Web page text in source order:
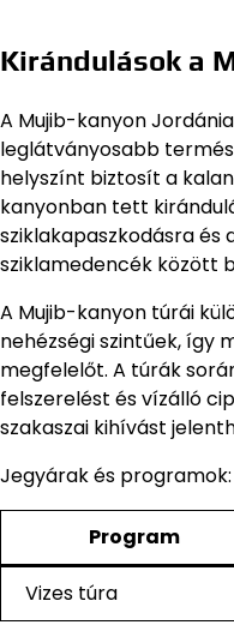
Kirándulások a
A Mujib-kanyon
leglátványosabb
helyszínt biztosít a
kanyonban tett
sziklakapaszkodásra és
sziklamedencék között
A Mujib-kanyon túrái
nehézségi szintűek, így
megfelelőt. A túrák
felszerelést és vízálló
szakaszai kihívást
Jegyárak és programok:
Program
Vizes túra